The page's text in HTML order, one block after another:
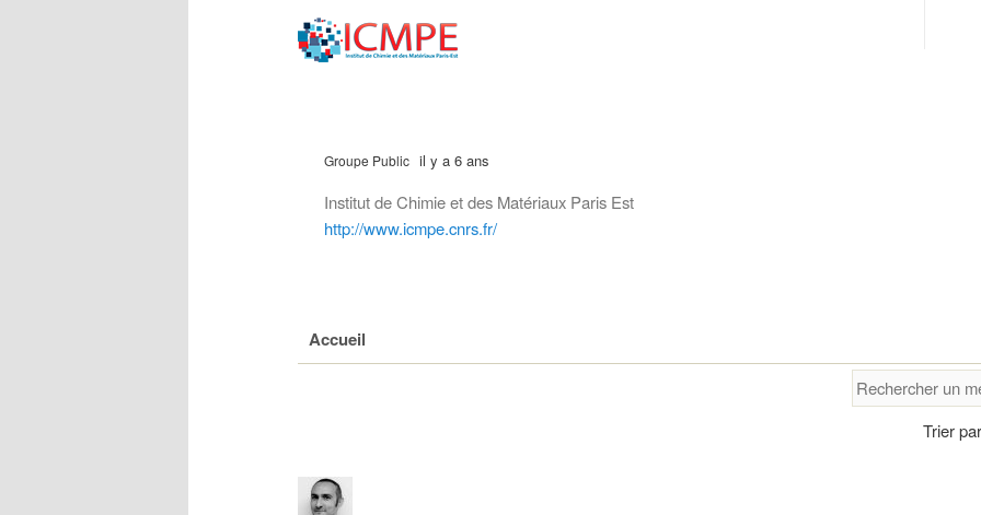
Groupe Public il y a 6 ans
Institut de Chimie et des Matériaux Paris Est
http://www.icmpe.cnrs.fr/
Accueil
Trier
Membres